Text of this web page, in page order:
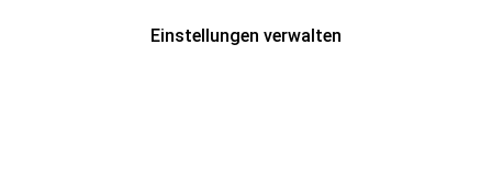
Einstellungen verwalten